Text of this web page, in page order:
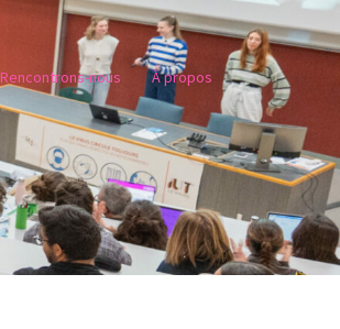
Rencontrons-nous À propos